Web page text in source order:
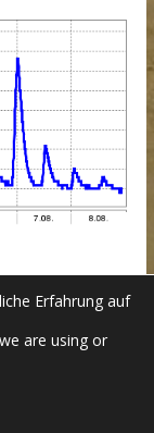
Erfahrung auf
are using or